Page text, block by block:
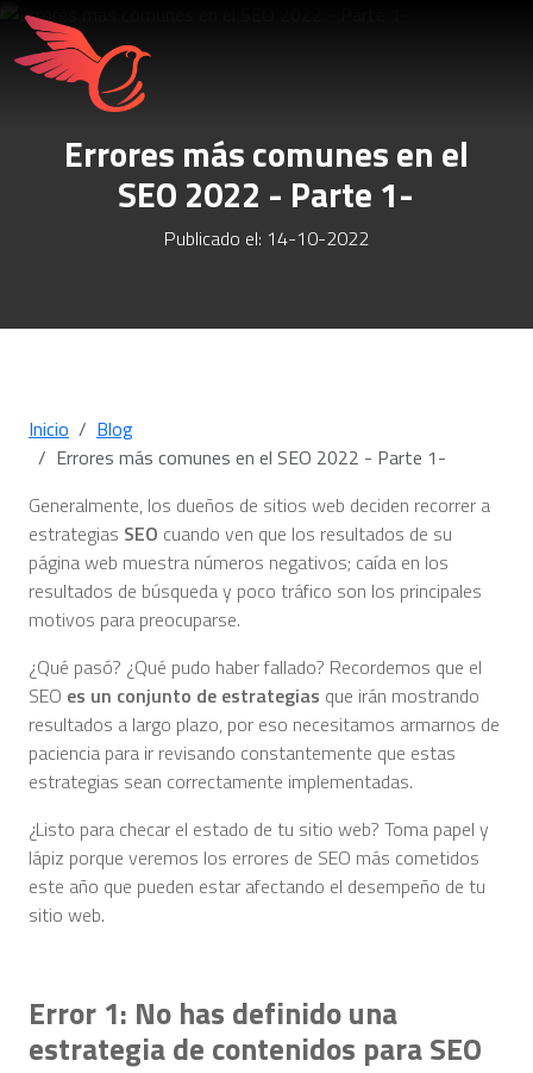
Errores más comunes en el
SEO 2022 - Parte 1-
Publicado el: 14-10-2022
Inicio
Blog
Errores más comunes en el SEO 2022 - Parte 1-
Generalmente, los dueños de sitios web deciden recorrer a
estrategias SEO cuando ven que los resultados de su
página web muestra números negativos; caída en los
resultados de búsqueda y poco tráfico son los principales
motivos para preocuparse.
¿Qué pasó? ¿Qué pudo haber fallado? Recordemos que el
SEO es un conjunto de estrategias que irán mostrando
resultados a largo plazo, por eso necesitamos armarnos de
paciencia para ir revisando constantemente que estas
estrategias sean correctamente implementadas.
¿Listo para checar el estado de tu sitio web? Toma papel y
lápiz porque veremos los errores de SEO más cometidos
este año que pueden estar afectando el desempeño de tu
sitio web.
Error 1: No has definido una
estrategia de contenidos para SEO